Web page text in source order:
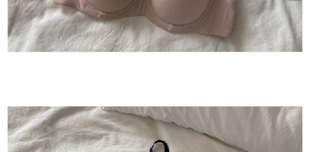
權轉讓予恩沛科技股份有限公司。
２．關於個人資料處理事宜，請瀏覽以下網址：
https://aftee.tw/terms/#terms3
３．未成年的使用者請事先徵得法定代理人或監護人之同意方可使用
「AFTEE先享後付」，若未經同意申辦者引起之損失，本公司不負相關責
請求用戶進行身份認證。
５．嚴禁一人註冊多個帳號或使用他人資訊註冊。若發現惡意使用之情形，
恩沛科技股份有限公司將有權停止該用戶之使用額度並採取法律行動。
付款後7-11取貨
每筆NT$80，滿NT$1,500(含以上)免運費
宅配